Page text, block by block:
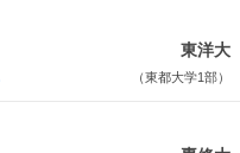
東洋大
（東都大学1部）